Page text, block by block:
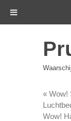
« Wow!
Wow!